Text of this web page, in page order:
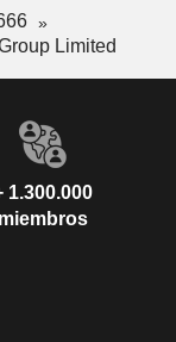
Limited
1.300.000
miembros